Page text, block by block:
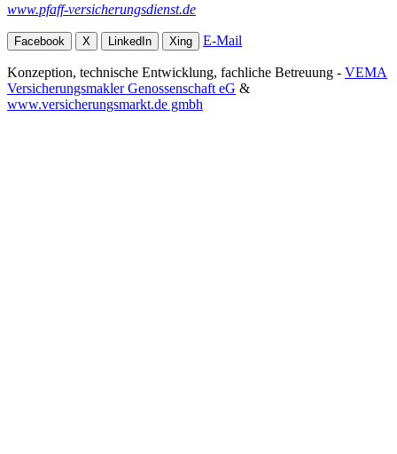
www.pfaff-versicherungsdienst.de
Facebook X LinkedIn Xing E-Mail
Konzeption, technische Entwicklung, fachliche Betreuung - VEMA
Versicherungsmakler Genossenschaft eG &
www.versicherungsmarkt.de gmbh